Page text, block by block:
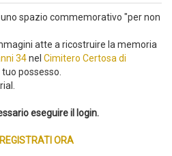
uno spazio commemorativo "per non
atte a ricostruire la memoria
34nel Cimitero Certosa di
possesso.
eseguire il login.
REGISTRATI ORA